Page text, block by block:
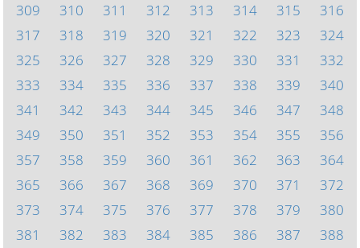
309
310 311 312 313 314 315
316
317
318 319 320 321 322 323
324
325
326 327 328 329 330 331
332
333
334 335 336 337 338 339
340
341
342 343 344 345 346 347
348
349
350 351 352 353 354 355
356
357
358 359 360 361 362 363
364
365
366 367 368 369 370 371
372
373
374 375 376 377 378 379
380
381
382 383 384 385 386 387 388